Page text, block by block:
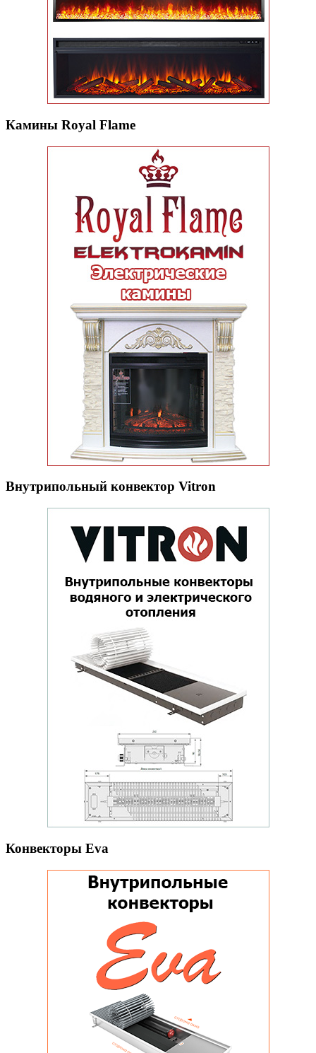
Камины Royal Flame
Внутрипольный конвектор Vitron
Конвекторы Eva